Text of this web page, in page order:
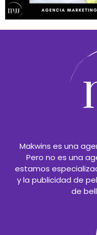
Makwins es una
Pero no es una
estamos
y la publicidad de
de